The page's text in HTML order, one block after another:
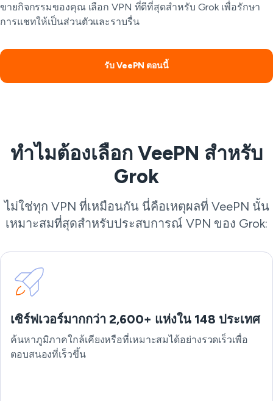
ขายกิจกรรมของคุณ เลือก VPN ที่ดีที่สุดสำหรับ Grok เพื่อรักษา
การแชทให้เป็นส่วนตัวและราบรื่น
รับ VeePN ตอนนี้
ทำไมต้องเลือก VeePN สำหรับ
Grok
ไม่ใช่ทุก VPN ที่เหมือนกัน นี่คือเหตุผลที่ VeePN นั้น
เหมาะสมที่สุดสำหรับประสบการณ์ VPN ของ Grok:
เซิร์ฟเวอร์มากกว่า 2,600+ แห่งใน 148 ประเทศ
ค้นหาภูมิภาคใกล้เคียงหรือที่เหมาะสมได้อย่างรวดเร็วเพื่อ
ตอบสนองที่เร็วขึ้น